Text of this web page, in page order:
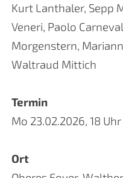
Kurt Lanthaler, Sepp
Veneri, Paolo
Morgenstern,
Waltraud Mittich
Termin
Mo 23.02.2026, 18 Uhr
Ort